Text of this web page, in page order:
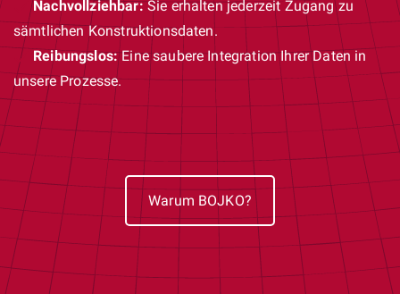
Nachvollziehbar:Sie erhalten jederzeit Zugang zu
sämtlichen Konstruktionsdaten.
Reibungslos:Eine saubere Integration Ihrer Daten in
unsere Prozesse.
Warum BOJKO?